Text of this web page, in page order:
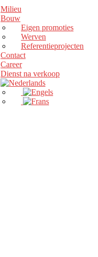
Milieu
Bouw
Eigen promoties
Werven
Referentieprojecten
Contact
Career
Dienst na verkoop